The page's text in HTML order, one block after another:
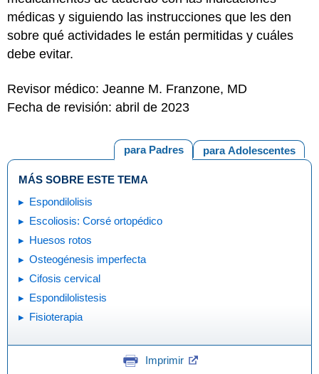
médicas y siguiendo las instrucciones que les den
sobre qué actividades le están permitidas y cuáles
debe evitar.
Revisor médico: Jeanne M. Franzone, MD
Fecha de revisión: abril de 2023
para Adolescentes
para Padres
MÁS SOBRE ESTE TEMA
Espondilolisis
Escoliosis: Corsé ortopédico
Huesos rotos
Osteogénesis imperfecta
Cifosis cervical
Espondilolistesis
Fisioterapia
Imprimir